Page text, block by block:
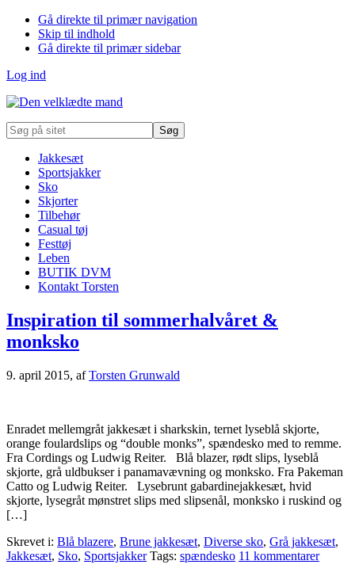
Gå direkte til primær navigation
Skip til indhold
Gå direkte til primær sidebar
Log ind
Søg
på
Jakkesæt
Sportsjakker
Sko
Skjorter
Tilbehør
Casual tøj
Festtøj
Leben
BUTIK DVM
Kontakt Torsten
Inspiration til sommerhalvåret &
monksko
9. april 2015, afTorsten Grunwald
Enradet mellemgråt jakkesæt i sharkskin, ternet lyseblå skjorte,
orange foulardslips og “double monks”, spændesko med to remme.
Fra Cordings og Ludwig Reiter. Blå blazer, rødt slips, lyseblå
skjorte, grå uldbukser i panamavævning og monksko. Fra Pakeman
Catto og Ludwig Reiter. Lysebrunt gabardinejakkesæt, hvid
skjorte, lysegråt mønstret slips med slipsenål, monksko i ruskind og
[…]
Skrevet i: Blå blazere, Brune jakkesæt, Diverse sko, Grå jakkesæt,
Jakkesæt, Sko, Sportsjakker Tags: spændesko 11 kommentarer